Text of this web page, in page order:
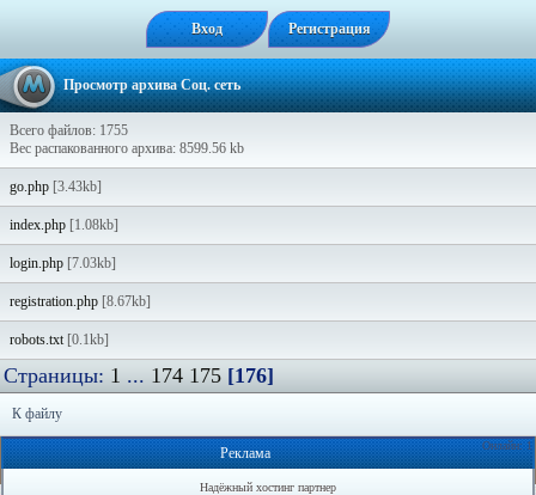
Вход Регистрация
Просмотр архива Соц. сеть
Всего файлов: 1755
Вес распакованного архива: 8599.56 kb
go.php [3.43kb]
index.php [1.08kb]
login.php [7.03kb]
registration.php [8.67kb]
robots.txt[0.1kb]
Страницы: 1 ... 174 175 [176]
К файлу
Онлайн: 1
Реклама
Надёжный хостинг партнер